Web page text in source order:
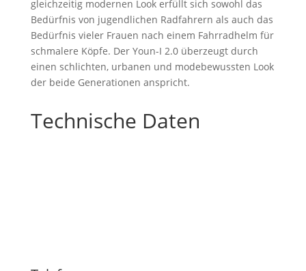
gleichzeitig modernen Look erfüllt sich sowohl das
Bedürfnis von jugendlichen Radfahrern als auch das
Bedürfnis vieler Frauen nach einem Fahrradhelm für
schmalere Köpfe. Der Youn-I 2.0 überzeugt durch
einen schlichten, urbanen und modebewussten Look
der beide Generationen anspricht.
Technische Daten